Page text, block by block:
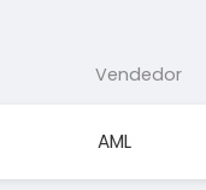
Vendedor
AML